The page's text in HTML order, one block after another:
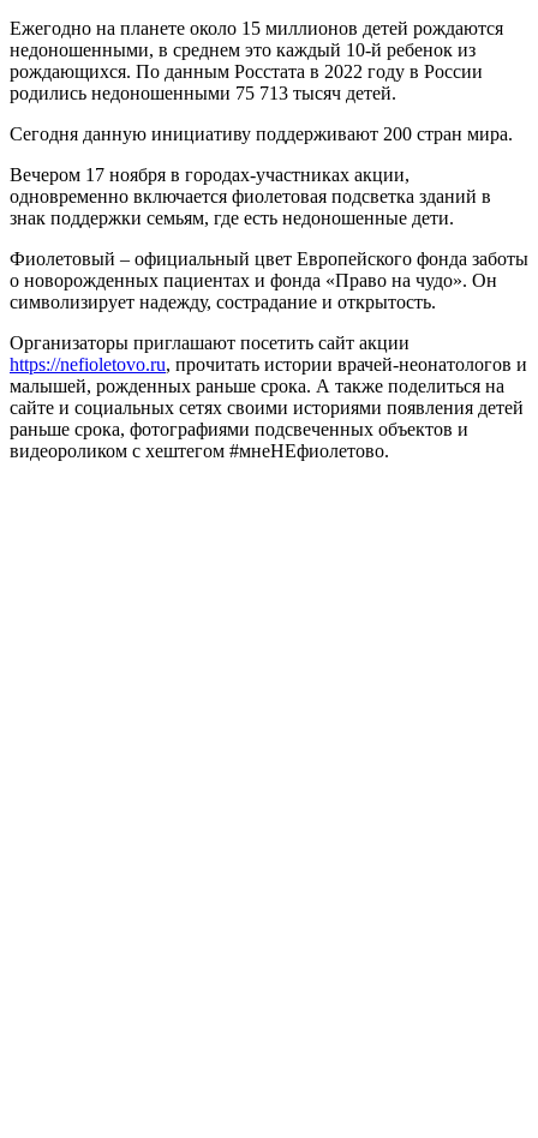
Ежегодно на планете около 15 миллионов детей рождаются
недоношенными, в среднем это каждый 10-й ребенок из
рождающихся. По данным Росстата в 2022 году в России
родились недоношенными 75 713 тысяч детей.
Сегодня данную инициативу поддерживают 200 стран мира.
Вечером 17 ноября в городах-участниках акции,
одновременно включается фиолетовая подсветка зданий в
знак поддержки семьям, где есть недоношенные дети.
Фиолетовый – официальный цвет Европейского фонда заботы
о новорожденных пациентах и фонда «Право на чудо». Он
символизирует надежду, сострадание и открытость.
Организаторы приглашают посетить сайт акции
https://nefioletovo.ru, прочитать истории врачей-неонатологов и
малышей, рожденных раньше срока. А также поделиться на
сайте и социальных сетях своими историями появления детей
раньше срока, фотографиями подсвеченных объектов и
видеороликом с хештегом #мнеНЕфиолетово.